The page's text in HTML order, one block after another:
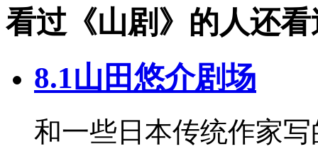
看过《山剧》的人还看
8.1山田悠介剧场
和一些日本传统作家